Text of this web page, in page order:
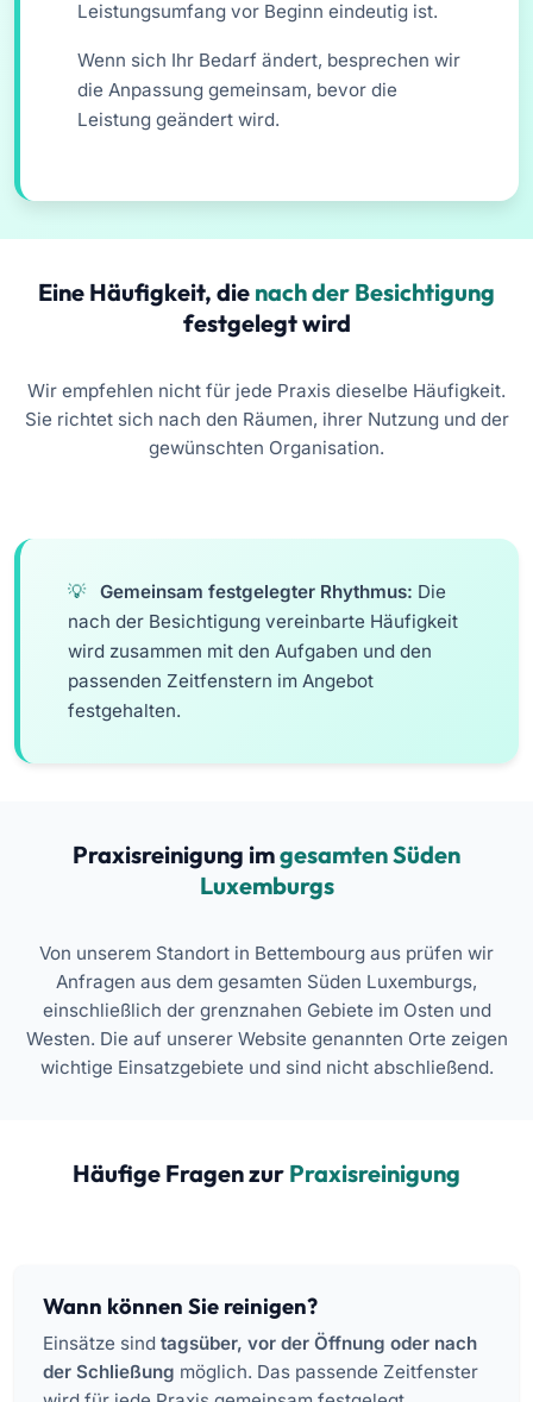
Leistungsumfang vor Beginn eindeutig ist.
Wenn sich Ihr Bedarf ändert, besprechen wir
die Anpassung gemeinsam, bevor die
Leistung geändert wird.
Eine Häufigkeit, die nach der Besichtigung
festgelegt wird
Wir empfehlen nicht für jede Praxis dieselbe Häufigkeit.
Sie richtet sich nach den Räumen, ihrer Nutzung und der
gewünschten Organisation.
Gemeinsam festgelegter Rhythmus: Die
nach der Besichtigung vereinbarte Häufigkeit
wird zusammen mit den Aufgaben und den
passenden Zeitfenstern im Angebot
festgehalten.
Praxisreinigung imgesamten Süden
Luxemburgs
Von unserem Standort in Bettembourg aus prüfen wir
Anfragen aus dem gesamten Süden Luxemburgs,
einschließlich der grenznahen Gebiete im Osten und
Westen. Die auf unserer Website genannten Orte zeigen
wichtige Einsatzgebiete und sind nicht abschließend.
Häufige Fragen zur Praxisreinigung
Wann können Sie reinigen?
Einsätze sind tagsüber, vor der Öffnung oder nach
der Schließung möglich. Das passende Zeitfenster